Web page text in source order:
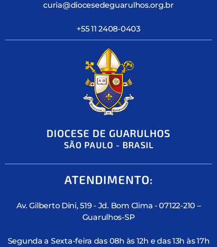
curia@diocesedeguarulhos.org.br
+55 11 2408-0403
DIOCESE DE GUARULHOS
SÃO PAULO - BRASIL
ATENDIMENTO:
Av. Gilberto Dini, 519 - Jd. Bom Clima - 07122-210 –
Guarulhos-SP
Segunda a Sexta-feira das 08h às 12h e das 13h às 17h